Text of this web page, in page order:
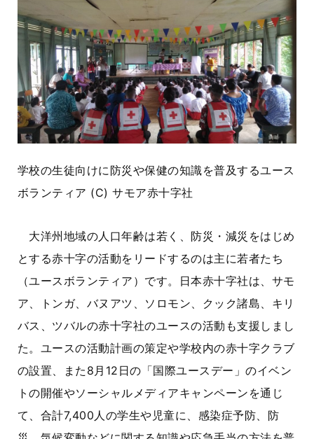
学校の生徒向けに防災や保健の知識を普及するユース
ボランティア (C) サモア赤十字社
大洋州地域の人口年齢は若く、防災・減災をはじめ
とする赤十字の活動をリードするのは主に若者たち
（ユースボランティア）です。日本赤十字社は、サモ
ア、トンガ、バヌアツ、ソロモン、クック諸島、キリ
バス、ツバルの赤十字社のユースの活動も支援しまし
た。ユースの活動計画の策定や学校内の赤十字クラブ
の設置、また 8 月 12 日の「国際ユースデー」のイベン
トの開催やソーシャルメディアキャンペーンを通じ
て、合計7,400 人の学生や児童に、感染症予防、防